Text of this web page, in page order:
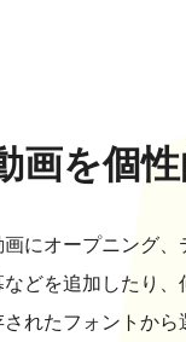
画を個
画にオープニング
などを追加したり、
されたフォントから